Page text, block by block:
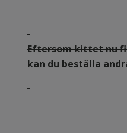
Eftersom kittet nu
kan du beställa